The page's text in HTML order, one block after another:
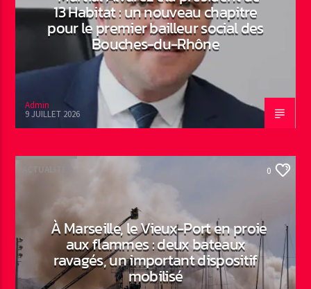
13 Habitat : un nouveau chapitre
pour le premier bailleur social des
Bouches-du-Rhône
Admin
9 JUILLET 2026
ACTUALITÉS 0
À Marseille, le Vieux-Port en proie
aux flammes : deux bateaux
ravagés, un important dispositif
mobilisé